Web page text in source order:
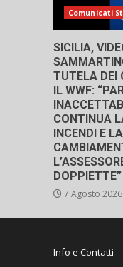
Comunicati
SICILIA,
TUTELA DEI
IL WWF:
CONTINUA
INCENDI E
DOPPIETTE”
7 Agosto 2026
Info e Contatti